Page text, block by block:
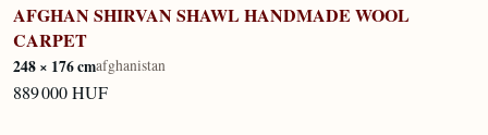
KÉSZLETEN
AFGHAN SHIRVAN SHAWL HANDMADE WOOL
CARPET
248 × 176 cmafghanistan
889 000 HUF